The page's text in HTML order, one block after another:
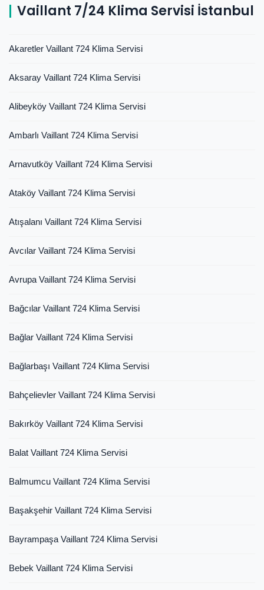
Vaillant 7/24 Klima Servisi İstanbul
Akaretler Vaillant 724 Klima Servisi
Aksaray Vaillant 724 Klima Servisi
Alibeyköy Vaillant 724 Klima Servisi
Ambarlı Vaillant 724 Klima Servisi
Arnavutköy Vaillant 724 Klima Servisi
Ataköy Vaillant 724 Klima Servisi
Atışalanı Vaillant 724 Klima Servisi
Avcılar Vaillant 724 Klima Servisi
Avrupa Vaillant 724 Klima Servisi
Bağcılar Vaillant 724 Klima Servisi
Bağlar Vaillant 724 Klima Servisi
Bağlarbaşı Vaillant 724 Klima Servisi
Bahçelievler Vaillant 724 Klima Servisi
Bakırköy Vaillant 724 Klima Servisi
Balat Vaillant 724 Klima Servisi
Balmumcu Vaillant 724 Klima Servisi
Başakşehir Vaillant 724 Klima Servisi
Bayrampaşa Vaillant 724 Klima Servisi
Bebek Vaillant 724 Klima Servisi